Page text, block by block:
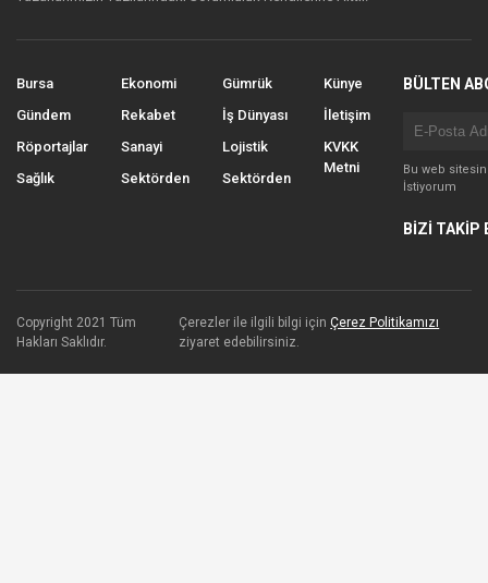
Bursa
Gündem
Röportajlar
Sağlık
Ekonomi
Rekabet
Sanayi
Sektörden
Gümrük
İş Dünyası
Lojistik
Sektörden
Künye
İletişim
KVKK
Metni
BÜLTEN
Bu web
İstiyorum
BİZİ TAKİP
Copyright 2021 Tüm
Hakları Saklıdır.
Çerezler ile ilgili bilgi içinÇerez Politikamızı
ziyaret edebilirsiniz.